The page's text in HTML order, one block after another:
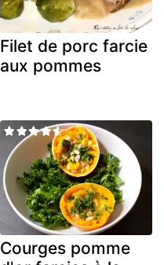
Filet de porc farcie
aux pommes
Courges pomme